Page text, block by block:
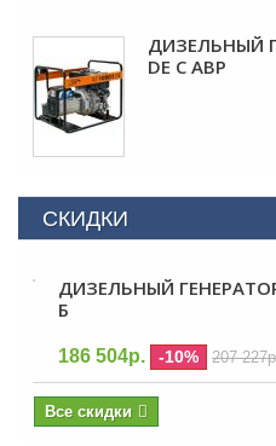
ДИЗЕЛЬНЫЙ
DE С АВР
СКИДКИ
ДИЗЕЛЬНЫЙ
Б
186 504р. -10% 207
Все скидки